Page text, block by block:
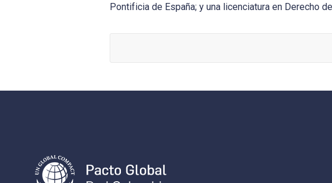
Pontificia de España; y una licenciatura en Derecho